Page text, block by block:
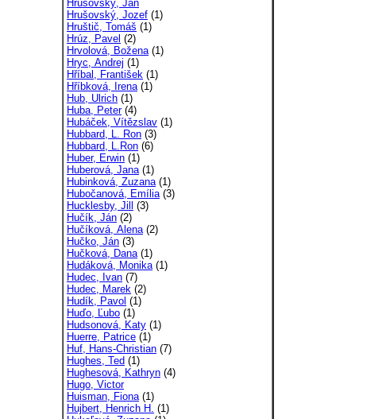
Hrušovský, Ján
Hrušovský, Jozef (1)
Hruštič, Tomáš (1)
Hrúz, Pavel (2)
Hrvolová, Božena(1)
Hryc, Andrej (1)
Hříbal, František (1)
Hříbková, Irena(1)
Hub, Ulrich (1)
Huba, Peter(4)
Hubáček, Vítězslav (1)
Hubbard, L. Ron (3)
Hubbard, L.Ron (6)
Huber, Erwin (1)
Huberová, Jana(1)
Hubinková, Zuzana(1)
Hubočanová, Emília(3)
Hucklesby, Jill
(3)
Hučík, Ján (2)
Hučíková, Alena(2)
Hučko, Ján (3)
Hučková, Dana(1)
Hudáková, Monika(1)
Hudec, Ivan (7)
Hudec, Marek (2)
Hudík, Pavol (1)
Huďo, Ľubo (1)
Hudsonová, Katy (1)
Huerre, Patrice (1)
Huf, Hans-Christian (7)
Hughes, Ted (1)
Hughesová, Kathryn (4)
Hugo, Victor
Huisman, Fiona(1)
Hujbert, Henrich H. (1)